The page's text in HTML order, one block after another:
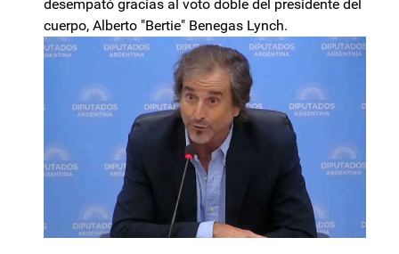
desempató gracias al voto doble del presidente del
cuerpo, Alberto "Bertie" Benegas Lynch.